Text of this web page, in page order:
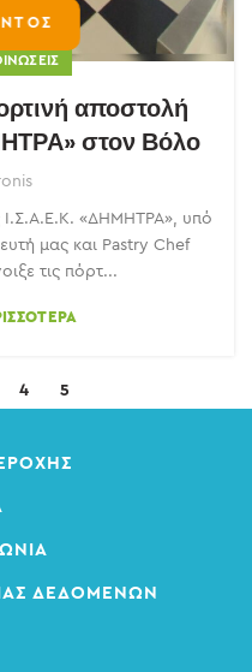
αποστολή
στον Βόλο
Ι.Σ.Α.Ε.Κ. «ΔΗΜΗΤΡΑ», υπό
μας και Pastry Chef
τις πόρτ...
4 5
ΔΕΔΟΜΈΝΩΝ